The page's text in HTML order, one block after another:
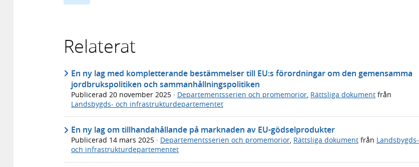
Relaterat
En ny lag med kompletterande bestämmelser till EU:s förordningar om den gemensamma
jordbrukspolitiken och sammanhållningspolitiken
Publicerad 20 november 2025 · Departementsserien och promemorior Rättsliga dokument från
Landsbygds- och infrastrukturdepartementet
En ny lag om tillhandahållande på marknaden av EU-gödselprodukter
Publicerad 14 mars 2025 · Departementsserien och promemorior, Rättsliga dokument från Landsbygds-
och infrastrukturdepartementet